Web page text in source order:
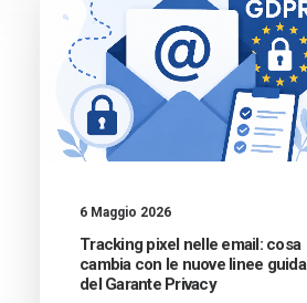
6 Maggio 2026
Tracking pixel nelle email: cosa
cambia con le nuove linee guida
del Garante Privacy